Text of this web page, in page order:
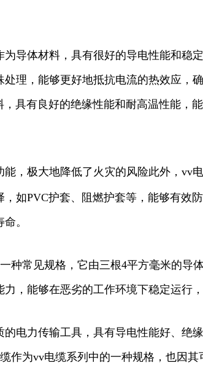
导体材料，具有很好的导电性能和稳
理，能够更好地抵抗电流的热效应，
具有良好的绝缘性能和耐高温性能，
，极大地降低了火灾的风险此外，vv
如PVC护套、阻燃护套等，能够有效
。
种常见规格，它由三根4平方毫米的导
，能够在恶劣的工作环境下稳定运行
电力传输工具，具有导电性能好、绝
作为vv电缆系列中的一种规格，也因其